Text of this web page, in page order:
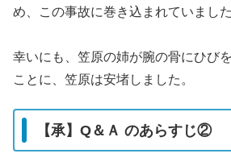
め、この事故に巻き込まれていました
幸いにも、笠原の姉が腕の骨にひび
ことに、笠原は安堵しました。
【承】Q＆Ａ のあらすじ②